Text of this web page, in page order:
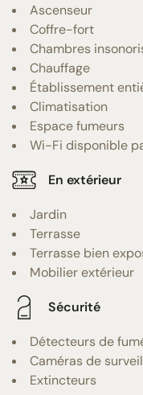
Ascenseur
Coffre-fort
Chambres
Chauffage
Établissement
Climatisation
Espace fumeurs
Wi-Fi disponible
En extérieur
Jardin
Terrasse
Terrasse bien
Mobilier extérieur
Sécurité
Détecteurs de
Caméras de
Extincteurs